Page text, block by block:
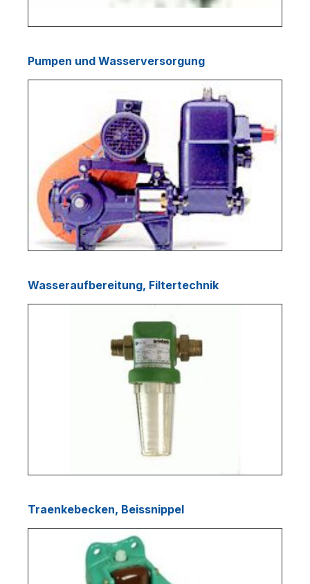
Pumpen und Wasserversorgung
Wasseraufbereitung, Filtertechnik
Traenkebecken, Beissnippel